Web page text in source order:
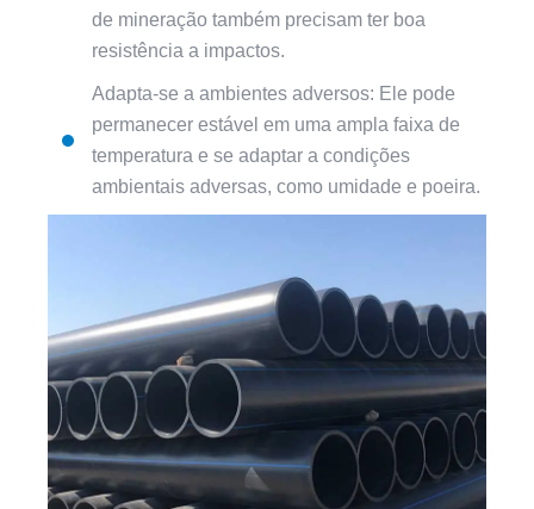
de mineração também precisam ter boa
resistência a impactos.
Adapta-se a ambientes adversos: Ele pode
permanecer estável em uma ampla faixa de
temperatura e se adaptar a condições
ambientais adversas, como umidade e poeira.